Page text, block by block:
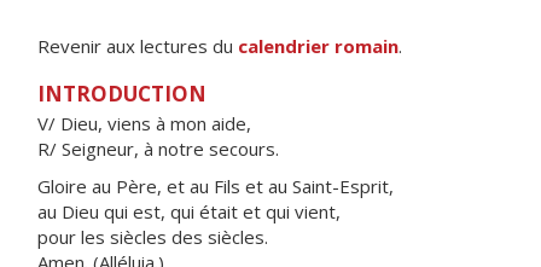
Revenir aux lectures du calendrier romain.
INTRODUCTION
V/ Dieu, viens à mon aide,
R/ Seigneur, à notre secours.
Gloire au Père, et au Fils et au Saint-Esprit,
au Dieu qui est, qui était et qui vient,
pour les siècles des siècles.
Amen. (Alléluia.)